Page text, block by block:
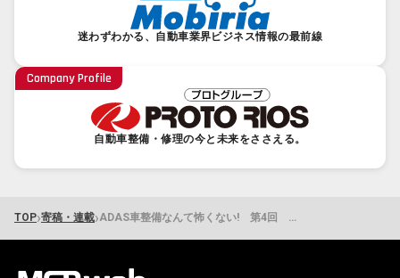
迷わずわかる、自動車業界ビジネス情報の最前線
Company Profile
自動車整備・修理の今と未来をささえる。
TOP›寄稿・連載› ADAS車整備なんて怖くない! 第4回 なぜ「簡単な故障」と「難しい故障」に分かれるのか－故障の“構造”が変わっている